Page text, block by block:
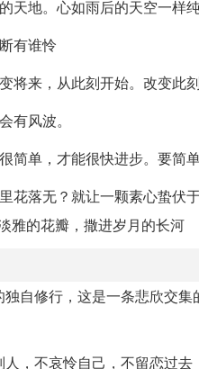
天地。心如雨后的天空一样
有谁怜
将来，从此刻开始。改变此
有风波。
简单，才能很快进步。要简单
花落无？就让一颗素心蛰伏
雅的花瓣，撒进岁月的长河
自修行，这是一条悲欣交
，不哀怜自己，不留恋过去